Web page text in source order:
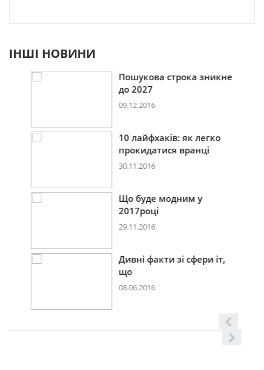
ІНШІ НОВИНИ
Пошукова строка зникне
до 2027
09.12.2016
10 лайфхаків: як легко
прокидатися вранці
30.11.2016
Що буде модним у
2017році
29.11.2016
Дивні факти зі сфери іт,
08.06.2016